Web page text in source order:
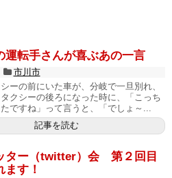
運転手さんが喜ぶあの一言
市川市
ーの前にいた車が、分岐で一旦別れ、
クシーの後ろになった時に、「こっち
ですね」って言うと、「でしょ～...
記事を読む
ター（twitter）会 第２回目
す！